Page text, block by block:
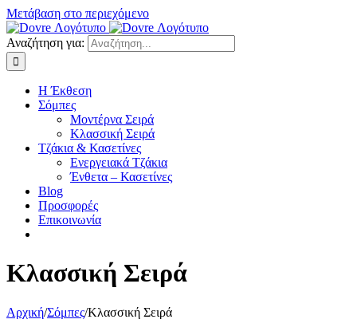
Μετάβαση στο περιεχόμενο
Αναζήτηση για:
Η Έκθεση
Σόμπες
Μοντέρνα Σειρά
Κλασσική Σειρά
Τζάκια & Κασετίνες
Ενεργειακά Τζάκια
Ένθετα – Κασετίνες
Blog
Προσφορές
Επικοινωνία
Κλασσική Σειρά
Αρχική/Σόμπες/Κλασσική Σειρά